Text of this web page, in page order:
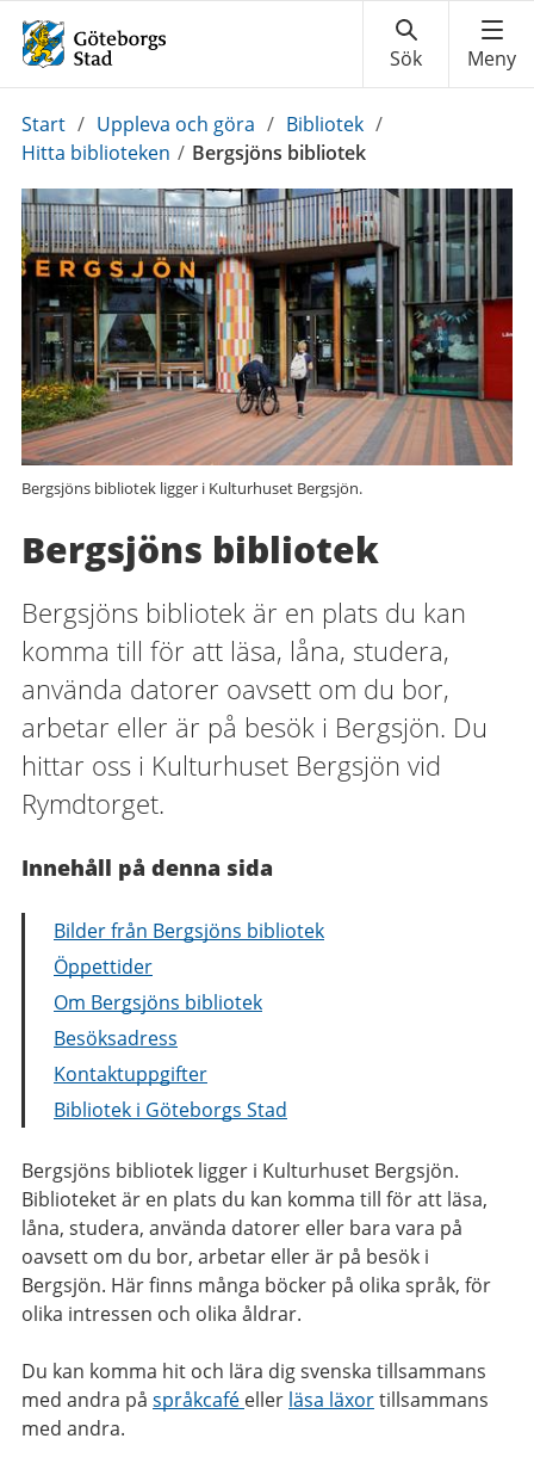
Du
är
Start / Uppleva och göra / Bibliotek /
Hitta biblioteken / Bergsjöns bibliotek
Bergsjöns bibliotek ligger i Kulturhuset Bergsjön.
Bergsjöns bibliotek
Bergsjöns bibliotek är en plats du kan
komma till för att läsa, låna, studera,
använda datorer oavsett om du bor,
arbetar eller är på besök i Bergsjön. Du
hittar oss i Kulturhuset Bergsjön vid
Rymdtorget.
Innehåll på denna sida
Bilder från Bergsjöns bibliotek
Öppettider
Om Bergsjöns bibliotek
Besöksadress
Kontaktuppgifter
Bibliotek i Göteborgs Stad
Bergsjöns bibliotek ligger i Kulturhuset Bergsjön.
Biblioteket är en plats du kan komma till för att läsa,
låna, studera, använda datorer eller bara vara på
oavsett om du bor, arbetar eller är på besök i
Bergsjön. Här finns många böcker på olika språk, för
olika intressen och olika åldrar.
Du kan komma hit och lära dig svenska tillsammans
med andra på språkcafé eller läsa läxortillsammans
med andra.